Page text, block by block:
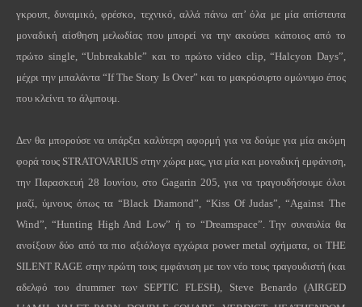
γκρουπ, δυναμικό, φρέσκο, τεχνικό, αλλά πάνω απ’ όλα με μία απίστευτα
μοναδική αίσθηση μελωδίας που μπορεί να την ακούσει κάποιος από το
πρώτο single, “Unbreakable” και το πρώτο video clip, “Halcyon Days”,
μέχρι την μπαλάντα “If The Story Is Over” και το μακρόσυρτο ομώνυμο έπος
που κλείνει το άλμπουμ.
Δεν θα μπορούσε να υπάρξει καλύτερη αφορμή για να δούμε για μία ακόμη
φορά τους STRATOVARIUS στην χώρα μας, για μία και μοναδική εμφάνιση,
την Παρασκευή 28 Ιουνίου, στο Gagarin 205, για να τραγουδήσουμε όλοι
μαζί, ύμνους όπως τα “Black Diamond”, “Kiss Of Judas”, “Against The
Wind”, “Hunting High And Low” ή το “Dreamspace”. Την συναυλία θα
ανοίξουν δύο από τα πιο αξιόλογα εγχώρια power metal σχήματα, οι THE
SILENT RAGE στην πρώτη τους εμφάνιση με τον νέο τους τραγουδιστή (και
αδελφό του drummer των SEPTIC FLESH), Steve Benardo (AIRGED